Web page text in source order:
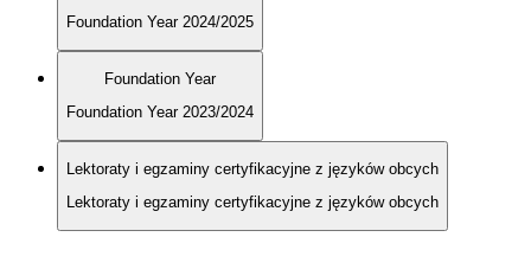
Foundation Year 2024/2025
Foundation Year
Foundation Year 2023/2024
Lektoraty i egzaminy certyfikacyjne z języków obcych
Lektoraty i egzaminy certyfikacyjne z języków obcych